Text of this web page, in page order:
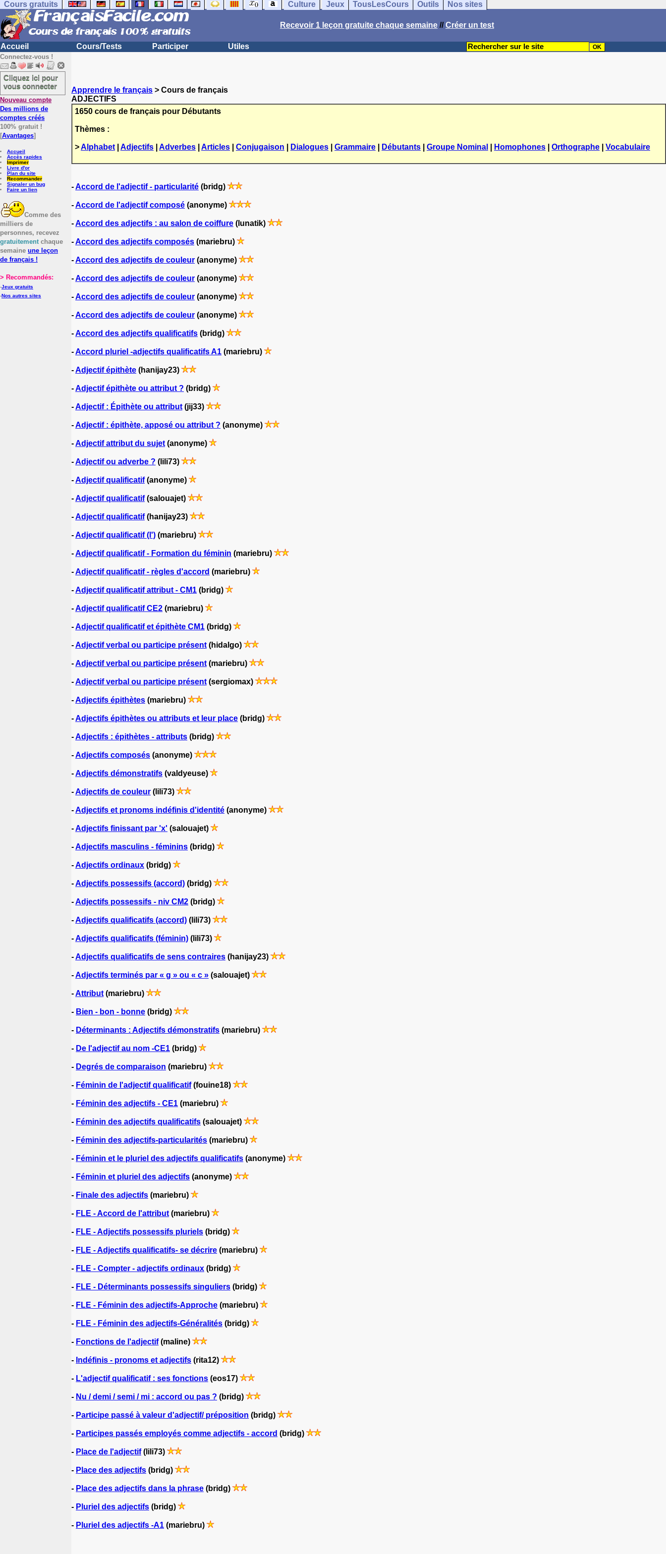
Cours gratuits Culture Jeux TousLesCours Outils Nos sites
Recevoir 1 leçon gratuite chaque semaine //Créer un test
Accueil Cours/Tests Participer Utiles
Connectez-vous !
Cliquez ici pour
vous connecter
Nouveau compte
Des millions de
comptes créés
100% gratuit !
[Avantages]
Accueil
Accès rapides
Imprimer
Livre d'or
Plan du site
Recommander
Signaler un bug
Faire un lien
Comme des
milliers de
personnes, recevez
gratuitementchaque
semaine une leçon
de français !
> Recommandés:
-Jeux gratuits
-Nos autres sites
Apprendre le français > Cours de français
ADJECTIFS
1650 cours de français pour Débutants
Thèmes :
>Alphabet Adjectifs Adverbes Articles Conjugaison Dialogues Grammaire Débutants Groupe Nominal Homophones Orthographe Vocabulaire
-Accord de l'adjectif - particularité (bridg)
-Accord de l'adjectif composé (anonyme)
-Accord des adjectifs : au salon de coiffure (lunatik)
-Accord des adjectifs composés (mariebru)
-Accord des adjectifs de couleur (anonyme)
-Accord des adjectifs de couleur (anonyme)
-Accord des adjectifs de couleur (anonyme)
-Accord des adjectifs de couleur (anonyme)
-Accord des adjectifs qualificatifs (bridg)
-Accord pluriel -adjectifs qualificatifs A1 (mariebru)
-Adjectif épithète (hanijay23)
-Adjectif épithète ou attribut ? (bridg)
-Adjectif : Épithète ou attribut (jij33)
-Adjectif : épithète, apposé ou attribut ? (anonyme)
-Adjectif attribut du sujet (anonyme)
-Adjectif ou adverbe ? (lili73)
-Adjectif qualificatif(anonyme)
-Adjectif qualificatif(salouajet)
-Adjectif qualificatif(hanijay23)
-Adjectif qualificatif (l') (mariebru)
-Adjectif qualificatif - Formation du féminin (mariebru)
-Adjectif qualificatif - règles d'accord (mariebru)
-Adjectif qualificatif attribut - CM1 (bridg)
-Adjectif qualificatif CE2 (mariebru)
-Adjectif qualificatif et épithète CM1 (bridg)
-Adjectif verbal ou participe présent (hidalgo)
-Adjectif verbal ou participe présent (mariebru)
-Adjectif verbal ou participe présent (sergiomax)
-Adjectifs épithètes (mariebru)
-Adjectifs épithètes ou attributs et leur place (bridg)
-Adjectifs : épithètes - attributs (bridg)
-Adjectifs composés (anonyme)
-Adjectifs démonstratifs (valdyeuse)
-Adjectifs de couleur (lili73)
-Adjectifs et pronoms indéfinis d'identité (anonyme)
-Adjectifs finissant par 'x' (salouajet)
-Adjectifs masculins - féminins (bridg)
-Adjectifs ordinaux (bridg)
-Adjectifs possessifs (accord) (bridg)
-Adjectifs possessifs - niv CM2 (bridg)
-Adjectifs qualificatifs (accord) (lili73)
-Adjectifs qualificatifs (féminin) (lili73)
-Adjectifs qualificatifs de sens contraires (hanijay23)
-Adjectifs terminés par « g » ou « c » (salouajet)
-Attribut (mariebru)
- Bien - bon - bonne (bridg)
- Déterminants : Adjectifs démonstratifs (mariebru)
- De l'adjectif au nom -CE1 (bridg)
- Degrés de comparaison (mariebru)
- Féminin de l'adjectif qualificatif(fouine18)
- Féminin des adjectifs - CE1 (mariebru)
- Féminin des adjectifs qualificatifs (salouajet)
- Féminin des adjectifs-particularités (mariebru)
- Féminin et le pluriel des adjectifs qualificatifs (anonyme)
- Féminin et pluriel des adjectifs (anonyme)
- Finale des adjectifs (mariebru)
- FLE - Accord de l'attribut (mariebru)
- FLE - Adjectifs possessifs pluriels (bridg)
- FLE - Adjectifs qualificatifs- se décrire (mariebru)
- FLE - Compter - adjectifs ordinaux (bridg)
- FLE - Déterminants possessifs singuliers (bridg)
- FLE - Féminin des adjectifs-Approche (mariebru)
- FLE - Féminin des adjectifs-Généralités (bridg)
- Fonctions de l'adjectif(maline)
- Indéfinis - pronoms et adjectifs (rita12)
- L'adjectif qualificatif : ses fonctions (eos17)
- Nu / demi / semi / mi : accord ou pas ? (bridg)
- Participe passé à valeur d'adjectif/ préposition (bridg)
- Participes passés employés comme adjectifs - accord (bridg)
- Place de l'adjectif(lili73)
- Place des adjectifs (bridg)
- Place des adjectifs dans la phrase (bridg)
- Pluriel des adjectifs (bridg)
- Pluriel des adjectifs -A1 (mariebru)